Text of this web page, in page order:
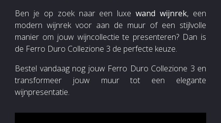
Ben je op zoek naar een luxewand wijnrek, een
modern wijnrek voor aan de muur of een stijlvolle
manier om jouw wijncollectie te presenteren? Dan is
de Ferro Duro Collezione 3 de perfecte keuze.
Bestel vandaag nog jouw Ferro Duro Collezione 3 en
transformeer jouw muur tot een elegante
wijnpresentatie.